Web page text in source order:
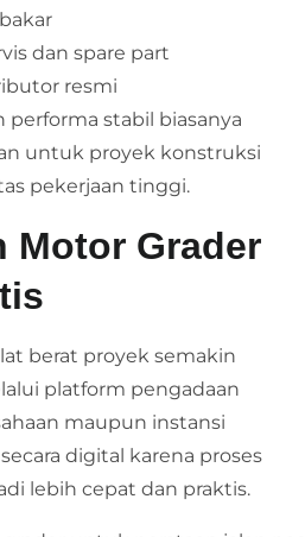
dan spare part
resmi
performa stabil biasanya
untuk proyek konstruksi
pekerjaan tinggi.
Motor Grader
berat proyek semakin
platform pengadaan
maupun instansi
digital karena proses
lebih cepat dan praktis.